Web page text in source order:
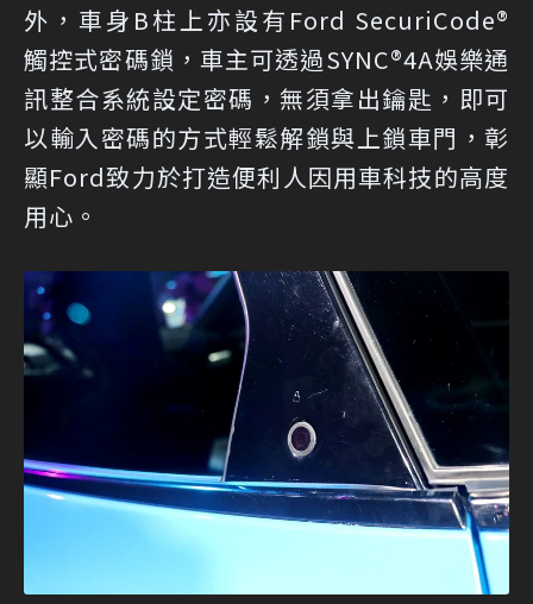
外，車身B柱上亦設有Ford SecuriCode®
觸控式密碼鎖，車主可透過SYNC®4A娛樂通
訊整合系統設定密碼，無須拿出鑰匙，即可
以輸入密碼的方式輕鬆解鎖與上鎖車門，彰
顯Ford致力於打造便利人因用車科技的高度
用心。